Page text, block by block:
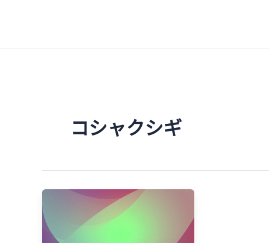
コシャクシギ